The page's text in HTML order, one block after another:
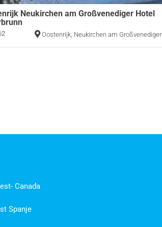
Neukirchen am Großvenediger Hotel
Oostenrijk, Neukirchen am Großvenediger
Canada
Spanje